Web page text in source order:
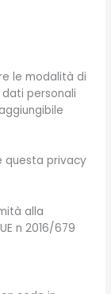
le modalità di
personali
questa privacy
alla
n 2016/679